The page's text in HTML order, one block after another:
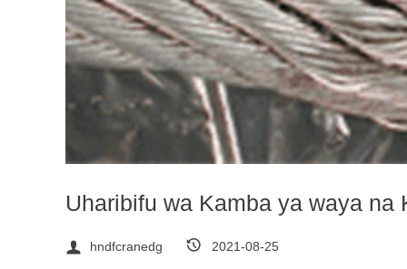
Uharibifu wa Kamba ya waya na
hndfcranedg 2021-08-25